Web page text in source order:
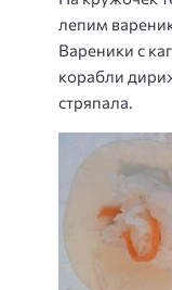
лепим
Вареники с
корабли
стряпала.